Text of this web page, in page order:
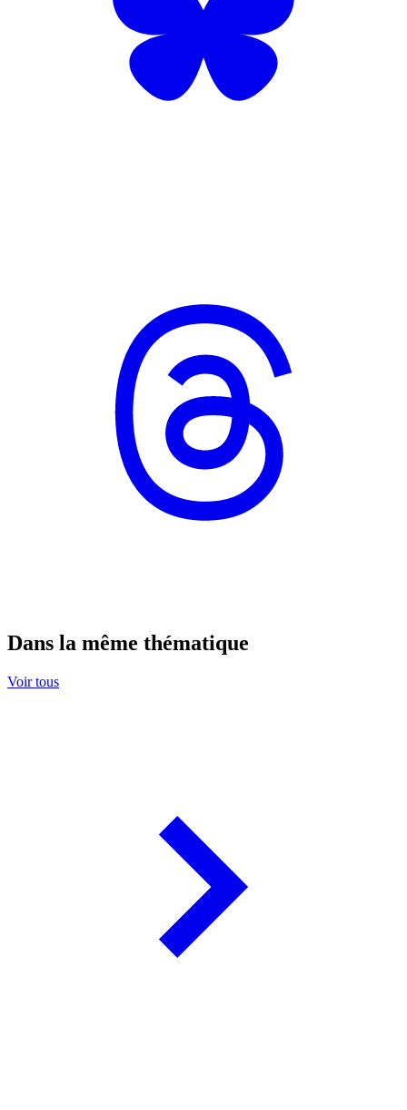
Dans la même thématique
Voir tous